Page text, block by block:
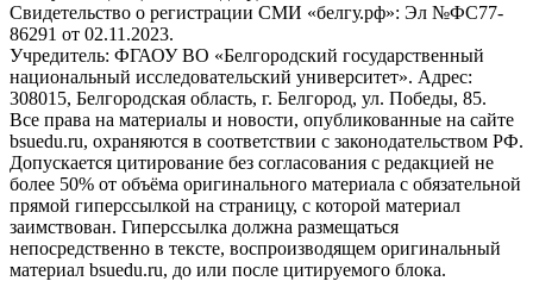
Свидетельство о регистрации СМИ «белгу.рф»: Эл №ФС77-
86291 от 02.11.2023.
Учредитель: ФГАОУ ВО «Белгородский государственный
национальный исследовательский университет». Адрес:
308015, Белгородская область, г. Белгород, ул. Победы, 85.
Все права на материалы и новости, опубликованные на сайте
bsuedu.ru, охраняются в соответствии с законодательством РФ.
Допускается цитирование без согласования с редакцией не
более 50% от объёма оригинального материала с обязательной
прямой гиперссылкой на страницу, с которой материал
заимствован. Гиперссылка должна размещаться
непосредственно в тексте, воспроизводящем оригинальный
материал bsuedu.ru, до или после цитируемого блока.